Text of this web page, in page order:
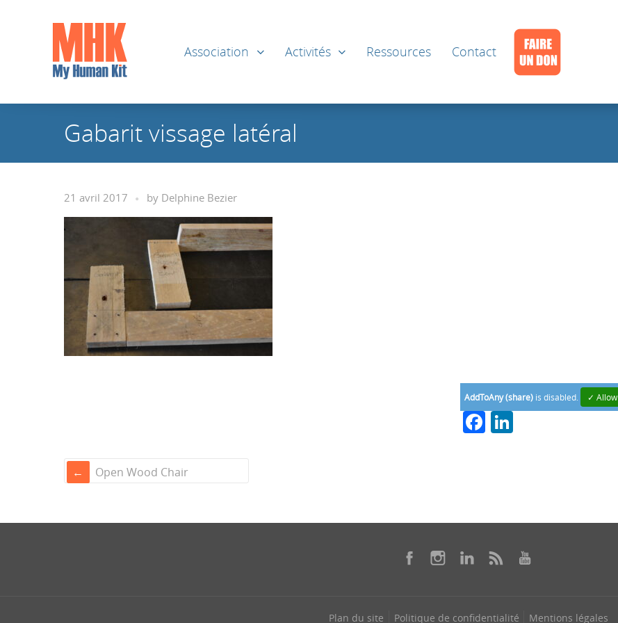
Association Activités Ressources Contact
Gabarit vissage latéral
21 avril 2017 by Delphine Bezier
AddToAny (share) is disabled. ✓ Allow
Facebook
Open Wood Chair
Plan du site Politique de confidentialité Mentions légales